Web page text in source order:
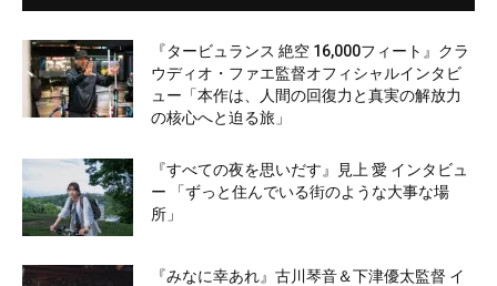
『タービュランス 絶空 16,000フィート』クラ
ウディオ・ファエ監督オフィシャルインタビ
ュー「本作は、人間の回復力と真実の解放力
の核心へと迫る旅」
『すべての夜を思いだす』見上 愛 インタビュ
ー 「ずっと住んでいる街のような大事な場
所」
『みなに幸あれ』古川琴音＆下津優太監督 イ